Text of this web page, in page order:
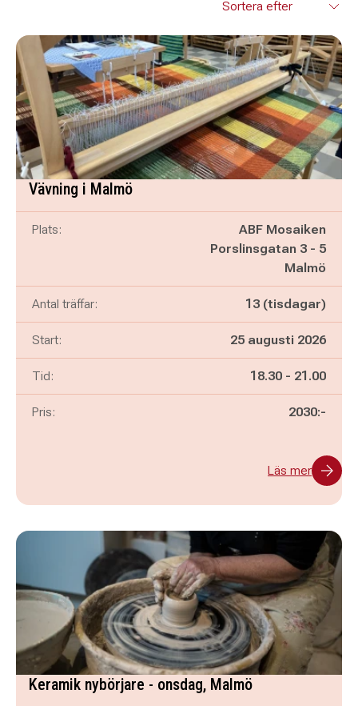
Vävning i Malmö
Plats:
ABF Mosaiken
Porslinsgatan 3 - 5
Malmö
Antal träffar: 13 (tisdagar)
Start: 25 augusti 2026
Tid: Pågår mellan
18.30 - och
21.00
Pris: 2030:-
Läs mer
Keramik nybörjare - onsdag, Malmö